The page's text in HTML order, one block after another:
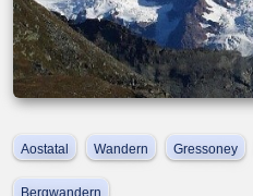
Aostatal Wandern Gressoney
Bergwandern